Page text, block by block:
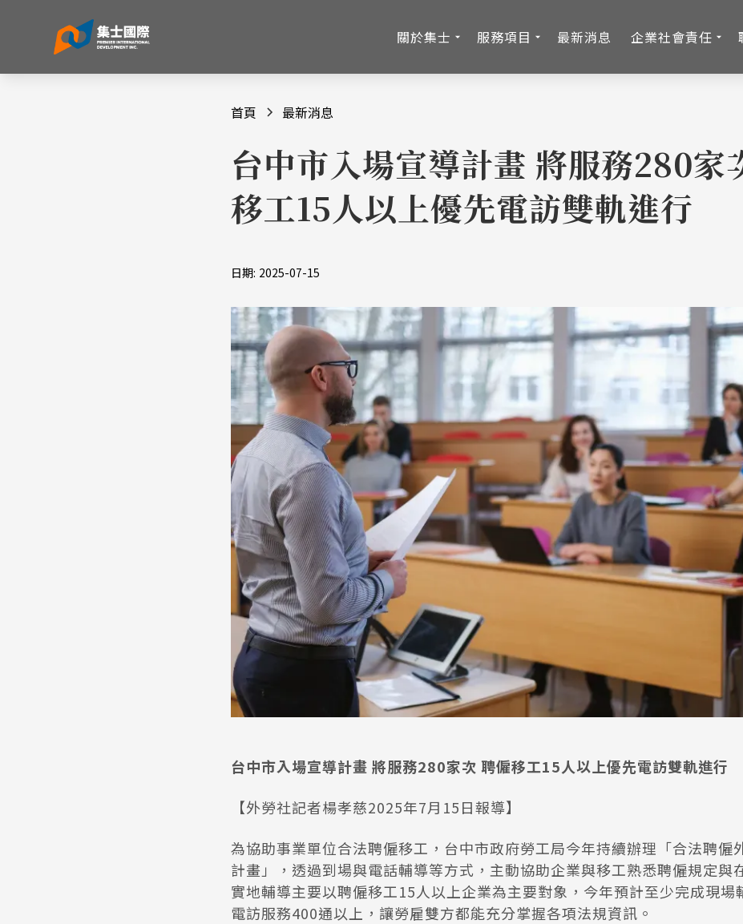
關於集士 服務項目 最新消息 企業社會責任
首頁 最新消息
台中市入場宣導計畫 將服務280家
移工15人以上優先電訪雙軌進行
日期: 2025-07-15
台中市入場宣導計畫 將服務280家次 聘僱移工15人以上優先電訪雙軌進行
【外勞社記者楊孝慈2025年7月15日報導】
為協助事業單位合法聘僱移工，台中市政府勞工局今年持續辦理「合法聘僱
計畫」，透過到場與電話輔導等方式，主動協助企業與移工熟悉聘僱規定與
實地輔導主要以聘僱移工15人以上企業為主要對象，今年預計至少完成現場
電訪服務400通以上，讓勞雇雙方都能充分掌握各項法規資訊。